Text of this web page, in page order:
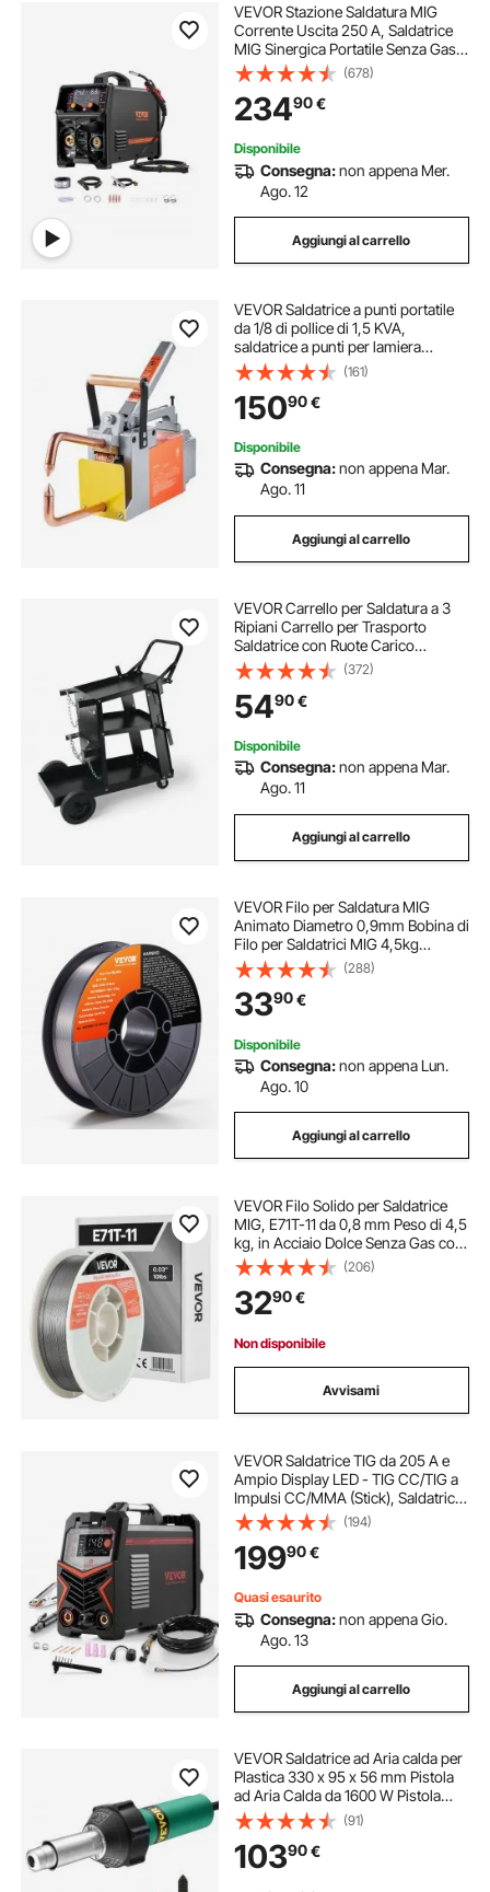
VEVOR Stazione Saldatura MIG
Corrente Uscita 250 A, Saldatrice
MIG Sinergica Portatile Senza Gas
MIG Gas MMA Lift TIG MIG PLUSE
5 in 1 IGBT Tecnologia Inverter
Schermo LCD, Torcia Lift TIG Non
Inclusa
(678)
23490€
Disponibile
Consegna:non appena Mer.
Ago. 12
Aggiungi al carrello
VEVOR Saldatrice a punti portatile
da 1/8 di pollice di 1,5 KVA,
saldatrice a punti per lamiera
metallica con punta di saldatura
portatile per acciaio al carbonio,
acciaio inossidabile
(161)
15090€
Disponibile
Consegna:non appena Mar.
Ago. 11
Aggiungi al carrello
VEVOR Carrello per Saldatura a 3
Ripiani Carrello per Trasporto
Saldatrice con Ruote Carico
Massimo 168-181 kg Carrello per
Attrezzatura di Saldatura MIG TIG
ARC MMA Taglierina al Plasma da
Officina
(372)
5490€
Disponibile
Consegna:non appena Mar.
Ago. 11
Aggiungi al carrello
VEVOR Filo per Saldatura MIG
Animato Diametro 0,9mm Bobina di
Filo per Saldatrici MIG 4,5kg
Portatile in Acciaio Morbido
200mm, Filo di Saldatura Trazione
Massima 560 MPa per Saldatrici
MIG con Bobina
(288)
3390€
Disponibile
Consegna:non appena Lun.
Ago. 10
Aggiungi al carrello
VEVOR Filo Solido per Saldatrice
MIG, E71T-11 da 0,8 mm Peso di 4,5
kg, in Acciaio Dolce Senza Gas con
Pochi Schizzi per Saldatura ad Arco
in Tutte le Posizioni, Autoprotetto
per Uso Esterno
(206)
3290€
Non disponibile
Avvisami
VEVOR Saldatrice TIG da 205 A e
Ampio Display LED - TIG CC/TIG a
Impulsi CC/MMA (Stick), Saldatrice
Elettrica a Doppia Tensione 110 e
220 V con Avviamento ad Alta
Frequenza dell'Inverter IGBT
(194)
19990€
Quasi esaurito
Consegna:non appena Gio.
Ago. 13
Aggiungi al carrello
VEVOR Saldatrice ad Aria calda per
Plastica 330 x 95 x 56 mm Pistola
ad Aria Calda da 1600 W Pistola
Termica per Saldatura in Vinile
50°C-600°C Kit per Saldatura di
Coperture in Plastica 5 Accessori
(91)
10390€